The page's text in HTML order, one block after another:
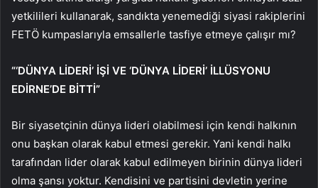
yetkilileri kullanarak, sandıkta yenemediği siyasi rakiplerini
FETÖ kumpaslarıyla emsallerle tasfiye etmeye çalışır mı?
“‘DÜNYA LİDERİ’ İŞİ VE ‘DÜNYA LİDERİ’ İLLÜSYONU
EDİRNE’DE BİTTİ”
Bir siyasetçinin dünya lideri olabilmesi için kendi halkının
onu başkan olarak kabul etmesi gerekir. Yani kendi halkı
tarafından lider olarak kabul edilmeyen birinin dünya lideri
olma şansı yoktur. Kendisini ve partisini devletin yerine